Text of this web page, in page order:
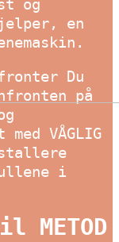
og
en
Du
på
VÅGLIG
i
METOD